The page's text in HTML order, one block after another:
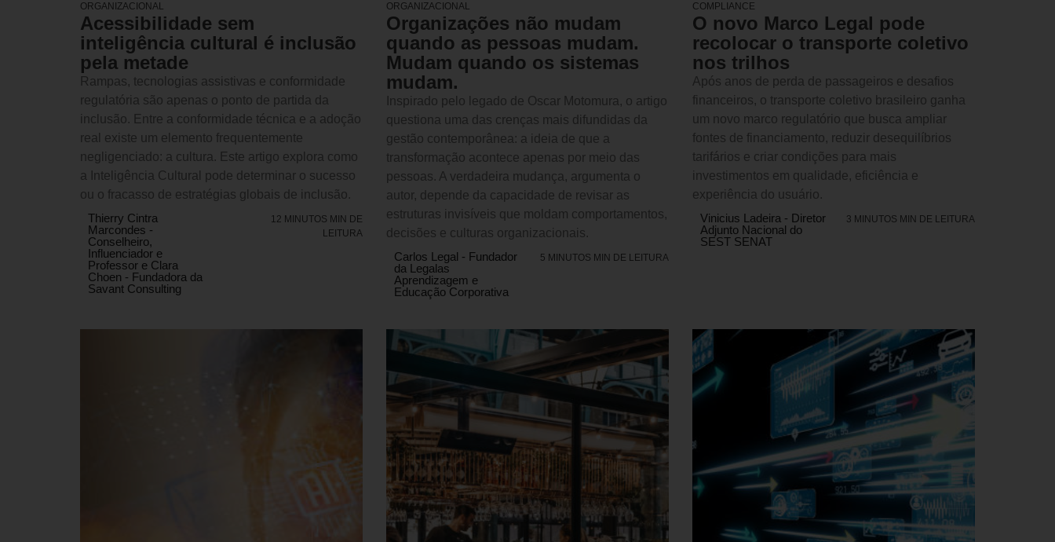
ORGANIZACIONAL
Acessibilidade sem
inteligência cultural é inclusão
pela metade
Rampas, tecnologias assistivas e conformidade
regulatória são apenas o ponto de partida da
inclusão. Entre a conformidade técnica e a adoção
real existe um elemento frequentemente
negligenciado: a cultura. Este artigo explora como
a Inteligência Cultural pode determinar o sucesso
ou o fracasso de estratégias globais de inclusão.
Thierry Cintra
Marcondes -
Conselheiro,
Influenciador e
Professor e Clara
Choen - Fundadora da
Savant Consulting
12 MINUTOS MIN DE
LEITURA
ORGANIZACIONAL
Organizações não mudam
quando as pessoas mudam.
Mudam quando os sistemas
mudam.
Inspirado pelo legado de Oscar Motomura, o artigo
questiona uma das crenças mais difundidas da
gestão contemporânea: a ideia de que a
transformação acontece apenas por meio das
pessoas. A verdadeira mudança, argumenta o
autor, depende da capacidade de revisar as
estruturas invisíveis que moldam comportamentos,
decisões e culturas organizacionais.
Carlos Legal - Fundador
da Legalas
Aprendizagem e
Educação Corporativa
5 MINUTOS MIN DE LEITURA
COMPLIANCE
O novo Marco Legal pode
recolocar o transporte coletivo
nos trilhos
Após anos de perda de passageiros e desafios
financeiros, o transporte coletivo brasileiro ganha
um novo marco regulatório que busca ampliar
fontes de financiamento, reduzir desequilíbrios
tarifários e criar condições para mais
investimentos em qualidade, eficiência e
experiência do usuário.
Vinicius Ladeira - Diretor
Adjunto Nacional do
SEST SENAT
3 MINUTOS MIN DE LEITURA